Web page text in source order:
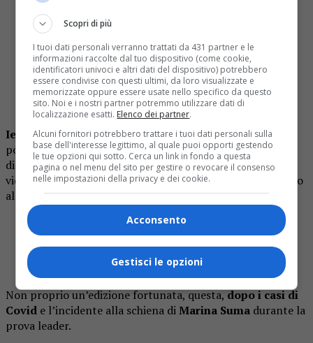
far vedere i filmati e di esporsi così con accuse
così gravi!!!
Avrà pure sbagliato qualcosa ma io gli credo…
pic.twitter.com/TNocfFaN9K
— Grazia🧘‍♀️ (@graziellalella1)April 18, 2024
Ieri sera, però,Vladimir Luxuria, ha chiuso il caso con
poche parole ed il diniego di mostrare le immagini a
disposizione. Poco fa, poi, il ritiro di Di Napoli, che in un
video post uscita ha specificato che il gesto è stato dovuto
alla stanchezza e ha chiesto scusa agli italiani.
Peppe ha deciso di ritirarsi dall’
pic.twitter.com/Aj6JLEIwwt
— 𝐂𝐮𝐜𝐮 💕🎶 🐢 (@ilbreano)April 19, 2024
Non proprio un’edizione fortunata, questa,dopo i casi di
Covid e l’incidente alla schiena diMarina Suma durante la
prova leader.
Scopri di più
I tuoi dati personali verranno trattati da 431 partner e le
informazioni raccolte dal tuo dispositivo (come cookie,
identificatori univoci e altri dati del dispositivo) potrebbero
essere condivise con questi ultimi, da loro visualizzate e
memorizzate oppure essere usate nello specifico da questo
sito. Noi e i nostri partner potremmo utilizzare dati di
localizzazione esatti. Elenco dei partner.
Alcuni fornitori potrebbero trattare i tuoi dati personali sulla
base dell'interesse legittimo, al quale puoi opporti gestendo
le tue opzioni qui sotto. Cerca un link in fondo a questa
pagina o nel menu del sito per gestire o revocare il consenso
nelle impostazioni della privacy e dei cookie.
Acconsento
Gestisci le opzioni